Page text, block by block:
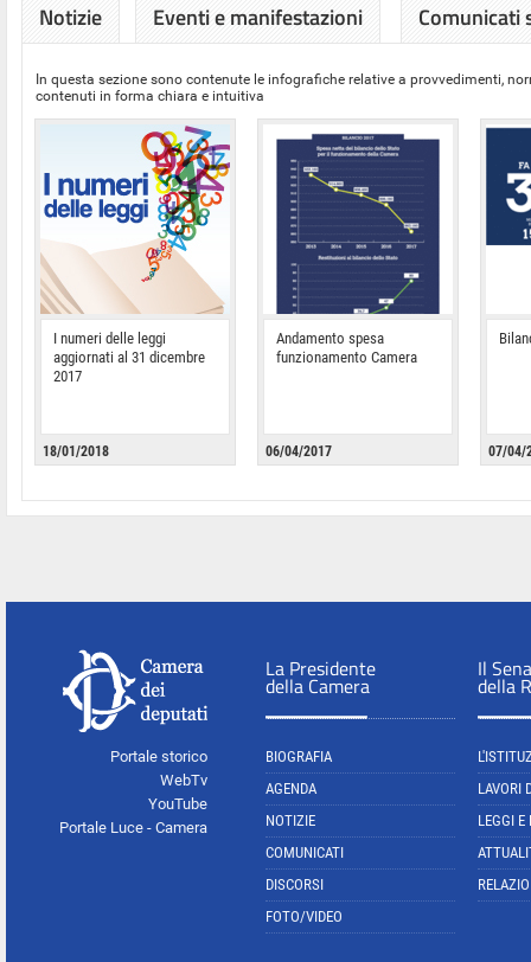
Notizie Eventi e manifestazioni Comunicati
In questa sezione sono contenute le infografiche relative a provvedimenti,
contenuti in forma chiara e intuitiva
I numeri delle leggi
aggiornati al 31 dicembre
2017
18/01/2018
Andamento spesa
funzionamento Camera
06/04/2017 07/04/
Portale storico
WebTv
YouTube
Portale Luce - Camera
La Presidente
della Camera
BIOGRAFIA
AGENDA
NOTIZIE
COMUNICATI
DISCORSI
FOTO/VIDEO
Il
della
LAVORI
LEGGI E